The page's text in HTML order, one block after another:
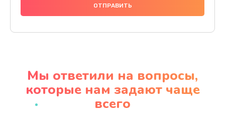
2500 руб.
Заказать
Замена микропереключателей
Мы ответили на вопросы,
которые нам задают чаще
всего